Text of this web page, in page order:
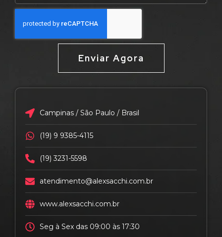
Enviar Agora
Campinas / São Paulo / Brasil
(19) 9 9385-4115
(19) 3231-5598
atendimento@alexsacchi.com.br
www.alexsacchi.com.br
Seg à Sex das 09:00 às 17:30